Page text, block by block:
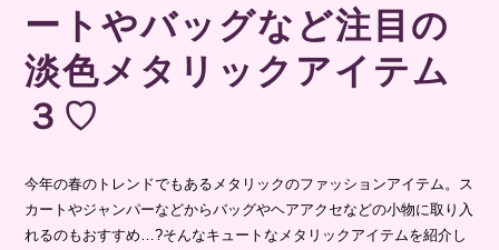
ートやバッグなど注目の
淡色メタリックアイテム
３♡
今年の春のトレンドでもあるメタリックのファッションアイテム。ス
カートやジャンパーなどからバッグやヘアアクセなどの小物に取り入
れるのもおすすめ…?そんなキュートなメタリックアイテムを紹介し